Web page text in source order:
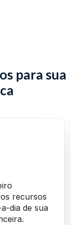
para sua
recursos
dia de sua